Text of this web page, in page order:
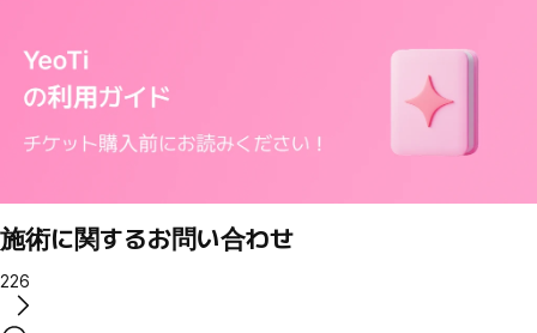
施術に関するお問い合わせ
226